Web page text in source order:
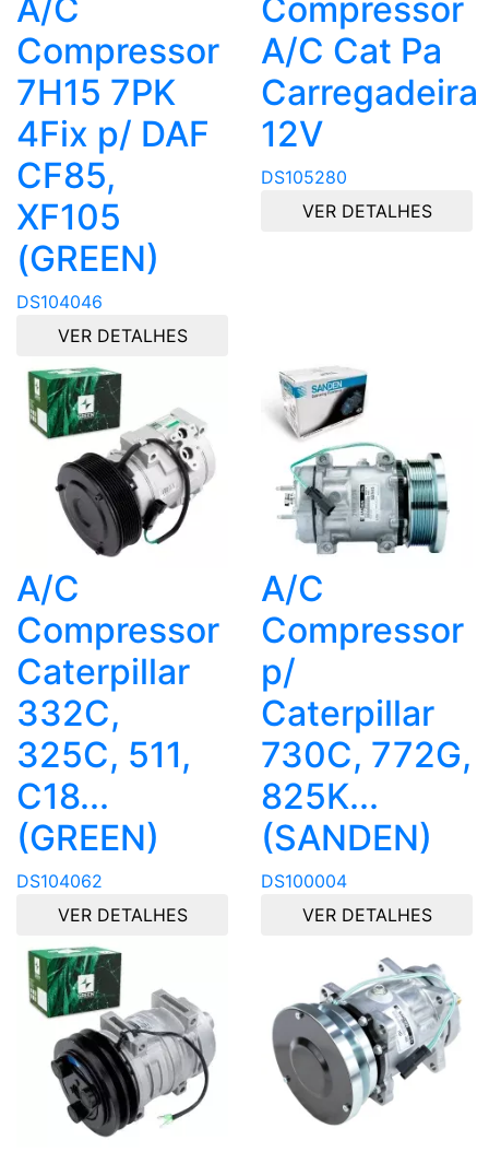
A/C
Compressor
7H15 7PK
4Fix p/ DAF
CF85,
XF105
(GREEN)
DS104046
VER DETALHES
Compressor
A/C Cat Pa
Carregadeira
12V
DS105280
VER DETALHES
A/C
Compressor
Caterpillar
332C,
325C, 511,
C18...
(GREEN)
DS104062
VER DETALHES
A/C
Compressor
p/
Caterpillar
730C, 772G,
825K...
(SANDEN)
DS100004
VER DETALHES